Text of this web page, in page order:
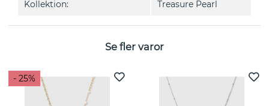
Kollektion: Treasure Pearl
Se fler varor
- 25%